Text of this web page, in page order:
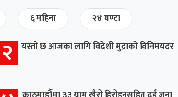
६ महिना २४ घण्टा
२ यस्तो छ आजका लागि विदेशी मुद्राको विनिमयदर